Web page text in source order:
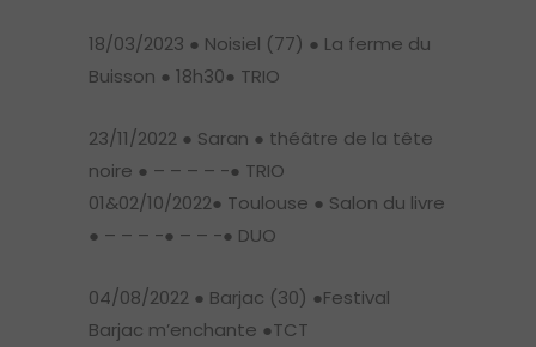
18/03/2023 ● Noisiel (77) ● La ferme du
Buisson ● 18h30● TRIO
23/11/2022 ● Saran ● théâtre de la tête
noire ● – – – – -● TRIO
01&02/10/2022● Toulouse ● Salon du livre
● – – – -● – – -● DUO
04/08/2022 ● Barjac (30) ●Festival
Barjac m’enchante ●TCT